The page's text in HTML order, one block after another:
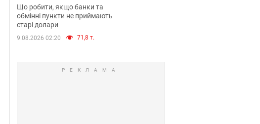
та банки такі купюри
Що робити, якщо банки та
обмінні пункти не приймають
старі долари
9.08.2026 02:20 71,8 т.